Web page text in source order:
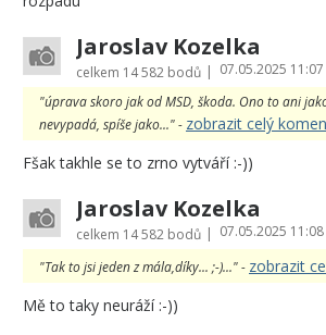
Jaroslav Kozelka
celkem 14 582 bodů | 07.05.2025 11:07
"úprava skoro jak od MSD, škoda. Ono to ani
nevypadá, spíše jako..." - zobrazit celý
Fšak takhle se to zrno vytváří :-))
Jaroslav Kozelka
celkem 14 582 bodů | 07.05.2025 11:08
"Tak to jsi jeden z mála,díky... ;-)..." - zobrazit
Mě to taky neuráží :-))